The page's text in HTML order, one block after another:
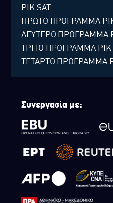
ΡΙΚ SAT
ΠΡΩΤΟ ΠΡΟΓΡΑΜΜΑ
ΔΕΥΤΕΡΟ ΠΡΟΓΡΑΜΜΑ
ΤΡΙΤΟ ΠΡΟΓΡΑΜΜΑ ΡΙΚ
ΤΕΤΑΡΤΟ ΠΡΟΓΡΑΜΜΑ
Συνεργασία με: